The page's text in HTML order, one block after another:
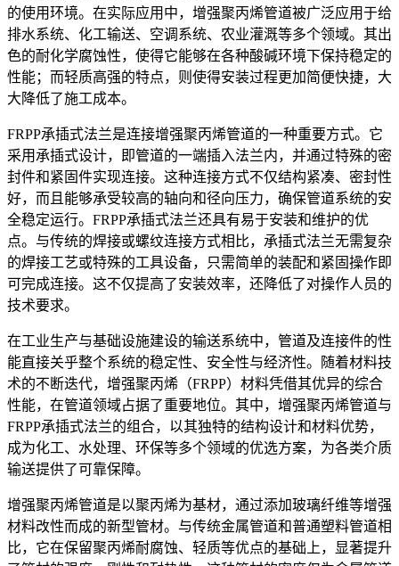
的使用环境。在实际应用中，增强聚丙烯管道被广泛应用于给
排水系统、化工输送、空调系统、农业灌溉等多个领域。其出
色的耐化学腐蚀性，使得它能够在各种酸碱环境下保持稳定的
性能；而轻质高强的特点，则使得安装过程更加简便快捷，大
大降低了施工成本。
FRPP承插式法兰是连接增强聚丙烯管道的一种重要方式。它
采用承插式设计，即管道的一端插入法兰内，并通过特殊的密
封件和紧固件实现连接。这种连接方式不仅结构紧凑、密封性
好，而且能够承受较高的轴向和径向压力，确保管道系统的安
全稳定运行。FRPP承插式法兰还具有易于安装和维护的优
点。与传统的焊接或螺纹连接方式相比，承插式法兰无需复杂
的焊接工艺或特殊的工具设备，只需简单的装配和紧固操作即
可完成连接。这不仅提高了安装效率，还降低了对操作人员的
技术要求。
在工业生产与基础设施建设的输送系统中，管道及连接件的性
能直接关乎整个系统的稳定性、安全性与经济性。随着材料技
术的不断迭代，增强聚丙烯（FRPP）材料凭借其优异的综合
性能，在管道领域占据了重要地位。其中，增强聚丙烯管道与
FRPP承插式法兰的组合，以其独特的结构设计和材料优势，
成为化工、水处理、环保等多个领域的优选方案，为各类介质
输送提供了可靠保障。
增强聚丙烯管道是以聚丙烯为基材，通过添加玻璃纤维等增强
材料改性而成的新型管材。与传统金属管道和普通塑料管道相
比，它在保留聚丙烯耐腐蚀、轻质等优点的基础上，显著提升